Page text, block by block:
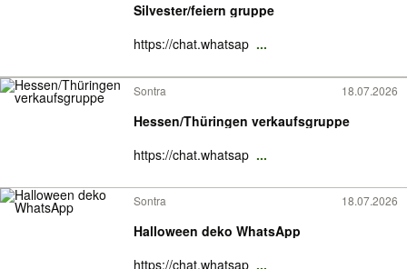
Silvester/feiern gruppe
https://chat.whatsap ...
Sontra 18.07.2026
Hessen/Thüringen verkaufsgruppe
https://chat.whatsap ...
Sontra 18.07.2026
Halloween deko WhatsApp
https://chat.whatsap ...